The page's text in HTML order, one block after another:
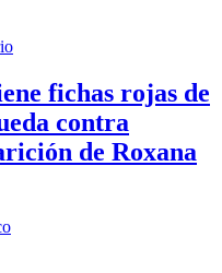
fichas rojas de
contra
de Roxana